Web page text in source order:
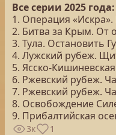
Все серии 2025 года:
1. Операция
2. Битва за Крым. От
3. Тула. Остановить
4. Лужский рубеж.
5. Ясско-
6. Ржевский рубеж.
7. Ржевский рубеж.
8. Освобождение
9. Прибалтийская
3к 1